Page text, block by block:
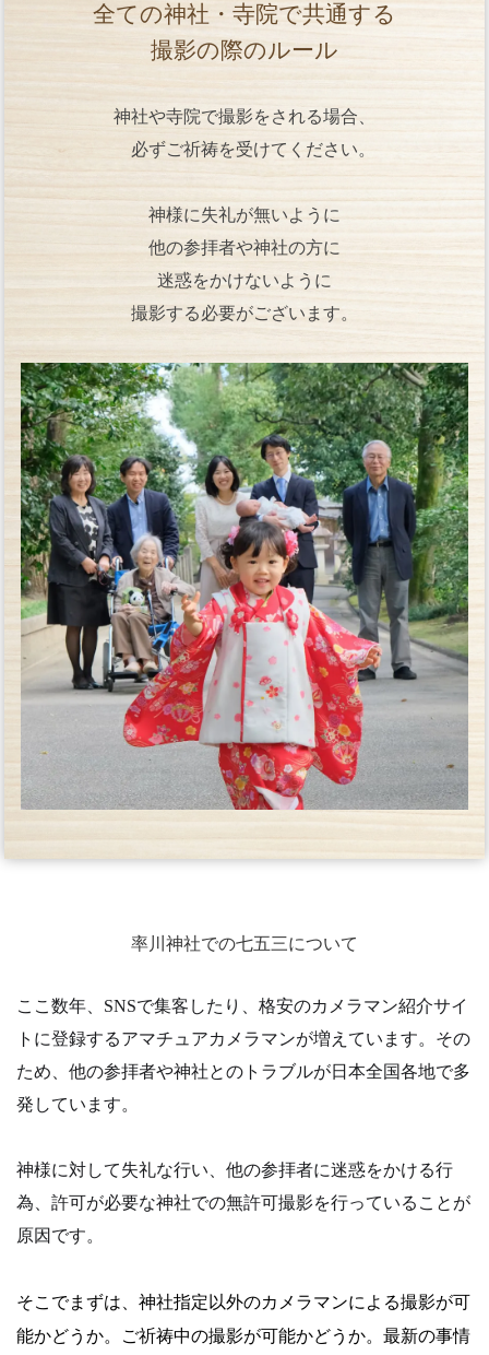
全ての神社・寺院で共通する
撮影の際のルール
神社や寺院で撮影をされる場合、
必ずご祈祷を受けてください。
神様に失礼が無いように
他の参拝者や神社の方に
迷惑をかけないように
撮影する必要がございます。
率川神社での七五三について
ここ数年、SNSで集客したり、格安のカメラマン紹介サイ
トに登録するアマチュアカメラマンが増えています。その
ため、他の参拝者や神社とのトラブルが日本全国各地で多
発しています。
神様に対して失礼な行い、他の参拝者に迷惑をかける行
為、許可が必要な神社での無許可撮影を行っていることが
原因です。
そこでまずは、神社指定以外のカメラマンによる撮影が可
能かどうか。 ご祈祷中の撮影が可能かどうか。 最新の事情